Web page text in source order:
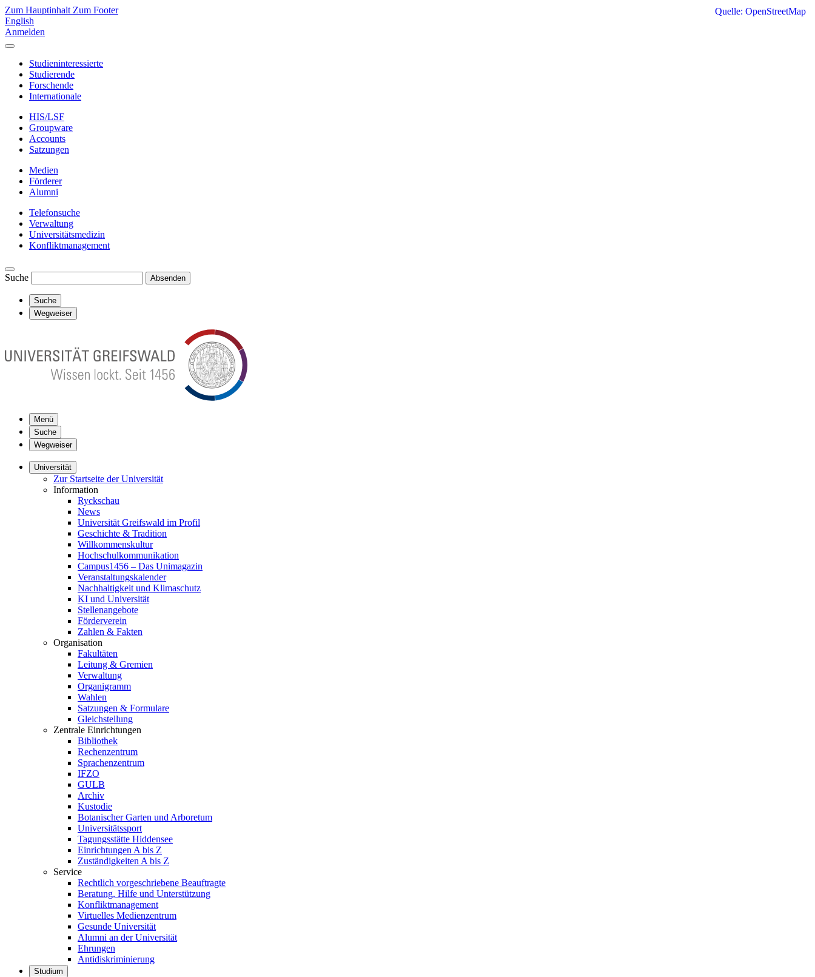
Zum Hauptinhalt Zum Footer
English
Anmelden
Studieninteressierte
Studierende
Forschende
Internationale
HIS/LSF
Groupware
Accounts
Satzungen
Medien
Förderer
Alumni
Telefonsuche
Verwaltung
Universitätsmedizin
Konfliktmanagement
Suche Absenden
Suche
Wegweiser
Menü
Suche
Wegweiser
Universität
Zur Startseite der Universität
Information
Ryckschau
News
Universität Greifswald im Profil
Geschichte & Tradition
Willkommenskultur
Hochschulkommunikation
Campus1456 – Das Unimagazin
Veranstaltungskalender
Nachhaltigkeit und Klimaschutz
KI und Universität
Stellenangebote
Förderverein
Zahlen & Fakten
Organisation
Fakultäten
Leitung & Gremien
Verwaltung
Organigramm
Wahlen
Satzungen & Formulare
Gleichstellung
Zentrale Einrichtungen
Bibliothek
Rechenzentrum
Sprachenzentrum
IFZO
GULB
Archiv
Kustodie
Botanischer Garten und Arboretum
Universitätssport
Tagungsstätte Hiddensee
Einrichtungen A bis Z
Zuständigkeiten A bis Z
Service
Rechtlich vorgeschriebene Beauftragte
Beratung, Hilfe und Unterstützung
Konfliktmanagement
Virtuelles Medienzentrum
Gesunde Universität
Alumni an der Universität
Ehrungen
Antidiskriminierung
Studium
Quelle: OpenStreetMap